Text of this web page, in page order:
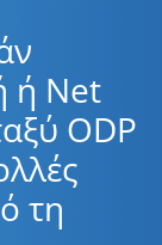
ή Net
ODP
τη